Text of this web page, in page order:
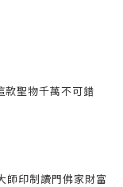
款聖物千萬不可錯
師印制讀門佛家財富